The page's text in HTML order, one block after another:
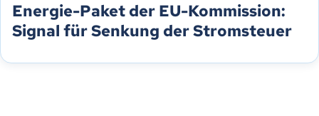
Energie-Paket der EU-Kommission:
Signal für Senkung der Stromsteuer